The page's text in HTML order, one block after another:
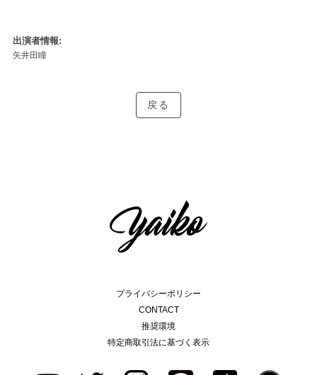
出演者情報
矢井田瞳
戻る
プライバシーポリシー
CONTACT
推奨環境
特定商取引法に基づく表示